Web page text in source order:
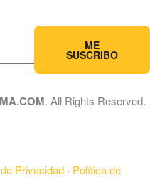
ME
SUSCRIBO
. All Rights Reserved.
Privacidad · Política de